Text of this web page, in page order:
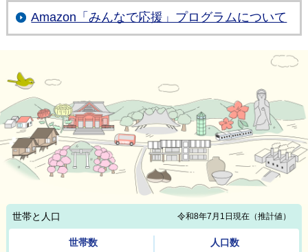
Amazon「みんなで応援」プログラムについて